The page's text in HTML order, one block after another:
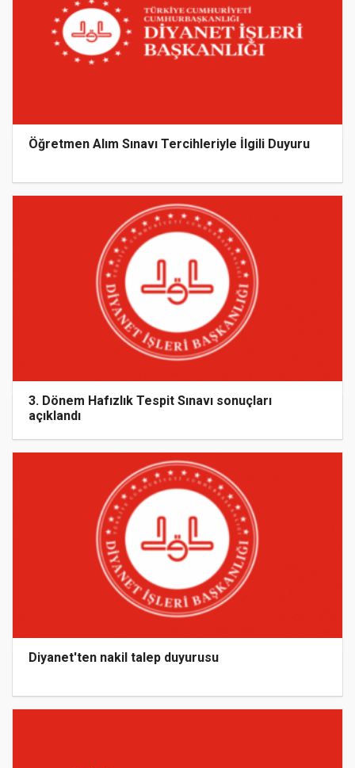
Öğretmen Alım Sınavı Tercihleriyle İlgili Duyuru
3. Dönem Hafızlık Tespit Sınavı sonuçları
açıklandı
Diyanet'ten nakil talep duyurusu